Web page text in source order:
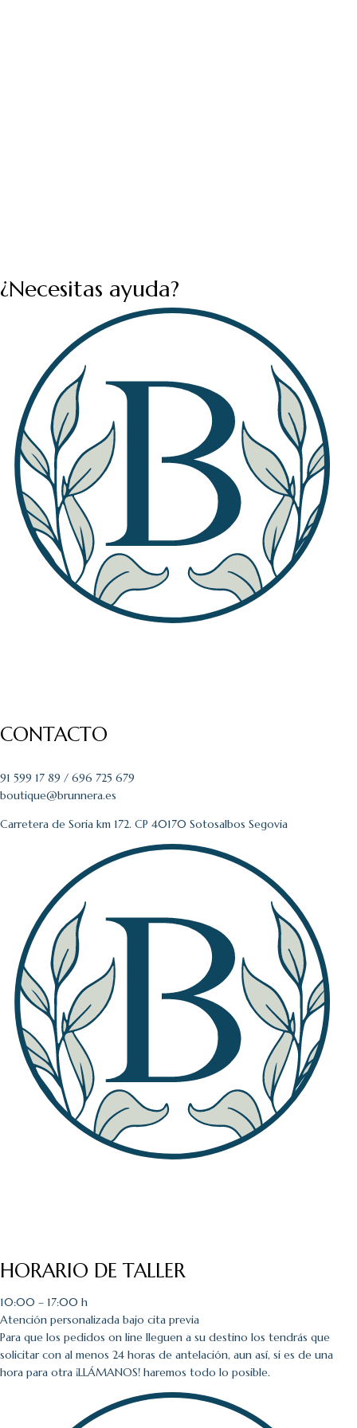
¿Necesitas ayuda?
CONTACTO
91 599 17 89 / 696 725 679
boutique@brunnera.es
Carretera de Soria km 172. CP 40170 Sotosalbos Segovia
HORARIO DE TALLER
10:00 – 17:00 h
Atención personalizada bajo cita previa
Para que los pedidos on line lleguen a su destino los tendrás que
solicitar con al menos 24 horas de antelación, aun así, si es de una
hora para otra ¡LLÁMANOS! haremos todo lo posible.